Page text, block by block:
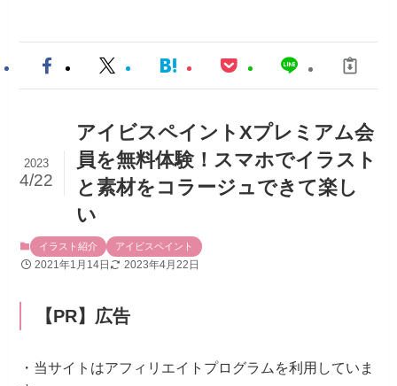
アイビスペイントXプレミアム会
員を無料体験！スマホでイラスト
と素材をコラージュできて楽し
い
2023
4/22
イラスト紹介 アイビスペイント
2021年1月14日 2023年4月22日
【PR】広告
・当サイトはアフィリエイトプログラムを利用していま